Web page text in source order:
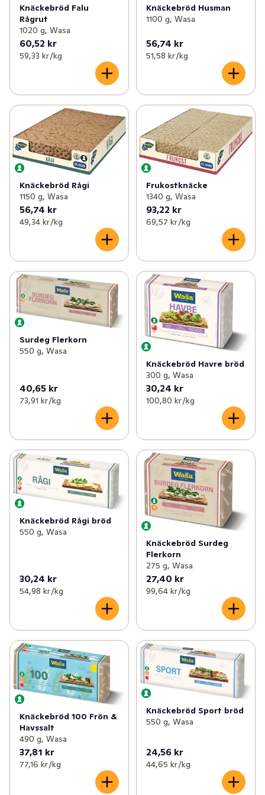
Knäckebröd Falu
Rågrut
1020 g, Wasa
60,52 kr
59,33 kr /kg
Knäckebröd Husman
1100 g, Wasa
56,74 kr
51,58 kr /kg
Knäckebröd Rågi
1150 g, Wasa
56,74 kr
49,34 kr /kg
Frukostknäcke
1340 g, Wasa
93,22 kr
69,57 kr /kg
Surdeg Flerkorn
550 g, Wasa
40,65 kr
73,91 kr /kg
Knäckebröd Havre bröd
300 g, Wasa
30,24 kr
100,80 kr /kg
Knäckebröd Rågi bröd
550 g, Wasa
30,24 kr
54,98 kr /kg
Knäckebröd Surdeg
Flerkorn
275 g, Wasa
27,40 kr
99,64 kr /kg
Knäckebröd 100 Frön &
Havssalt
490 g, Wasa
37,81 kr
77,16 kr /kg
Knäckebröd Sport bröd
550 g, Wasa
24,56 kr
44,65 kr /kg